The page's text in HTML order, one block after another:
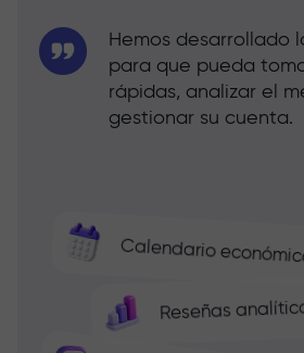
Calendario
Reseñas
Hemos desarrollado
para que pueda
rápidas, analizar el
gestionar su cuenta.